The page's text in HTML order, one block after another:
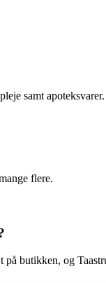
samt apoteksvarer.
flere.
butikken, og